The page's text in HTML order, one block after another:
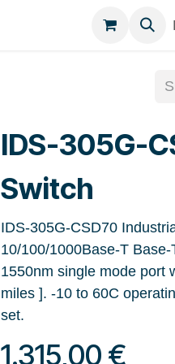
IDS-305G-
Switch
IDS-305G-CSD70
10/100/1000Base-T
1550nm single mode port
miles ]. -10 to 60C
set.
1.315,00 €